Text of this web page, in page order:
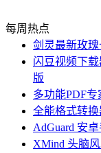
每周热点
剑灵最新玫瑰
闪豆视频下载
版
多功能PDF专
全能格式转换
AdGuard 安
XMind 头脑